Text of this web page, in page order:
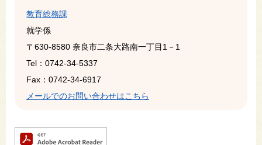
教育総務課
就学係
〒630-8580 奈良市二条大路南一丁目1－1
Tel：0742-34-5337
Fax：0742-34-6917
メールでのお問い合わせはこちら